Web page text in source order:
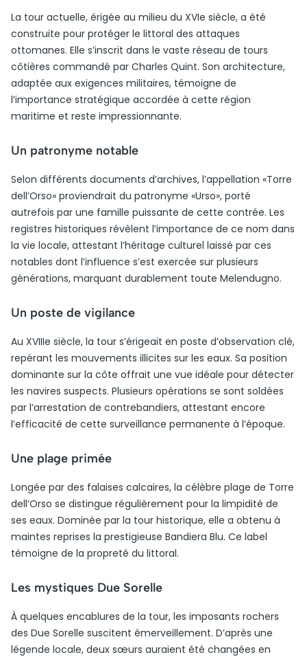
La tour actuelle, érigée au milieu du XVIe siècle, a été
construite pour protéger le littoral des attaques
ottomanes. Elle s’inscrit dans le vaste réseau de tours
côtières commandé par Charles Quint. Son architecture,
adaptée aux exigences militaires, témoigne de
l’importance stratégique accordée à cette région
maritime et reste impressionnante.
Un patronyme notable
Selon différents documents d’archives, l’appellation «Torre
dell’Orso» proviendrait du patronyme «Urso», porté
autrefois par une famille puissante de cette contrée. Les
registres historiques révèlent l’importance de ce nom dans
la vie locale, attestant l’héritage culturel laissé par ces
notables dont l’influence s’est exercée sur plusieurs
générations, marquant durablement toute Melendugno.
Un poste de vigilance
Au XVIIIe siècle, la tour s’érigeait en poste d’observation clé,
repérant les mouvements illicites sur les eaux. Sa position
dominante sur la côte offrait une vue idéale pour détecter
les navires suspects. Plusieurs opérations se sont soldées
par l’arrestation de contrebandiers, attestant encore
l’efficacité de cette surveillance permanente à l’époque.
Une plage primée
Longée par des falaises calcaires, la célèbre plage de Torre
dell’Orso se distingue régulièrement pour la limpidité de
ses eaux. Dominée par la tour historique, elle a obtenu à
maintes reprises la prestigieuse Bandiera Blu. Ce label
témoigne de la propreté du littoral.
Les mystiques Due Sorelle
À quelques encablures de la tour, les imposants rochers
des Due Sorelle suscitent émerveillement. D’après une
légende locale, deux sœurs auraient été changées en